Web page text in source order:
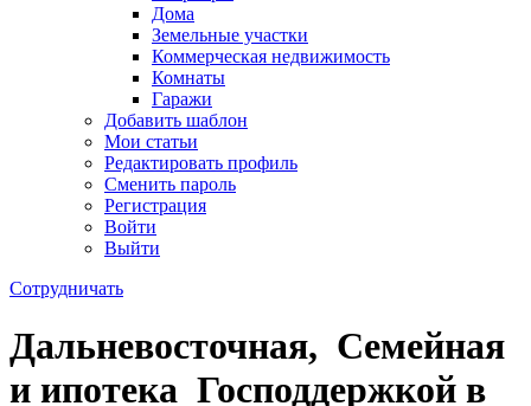
Дома
Земельные участки
Коммерческая недвижимость
Комнаты
Гаражи
Добавить шаблон
Мои статьи
Редактировать профиль
Сменить пароль
Регистрация
Войти
Выйти
Сотрудничать
Дальневосточная, Семейная
и ипотека Господдержкой в